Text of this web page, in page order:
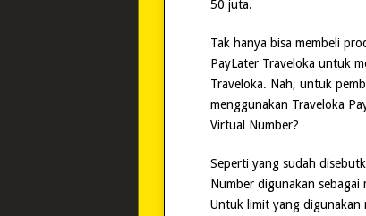
50 juta.
Tak hanya bisa membeli
PayLater Traveloka untuk
Traveloka. Nah, untuk
menggunakan Traveloka
Virtual Number?
Seperti yang sudah
Number digunakan sebagai
Untuk limit yang digunakan